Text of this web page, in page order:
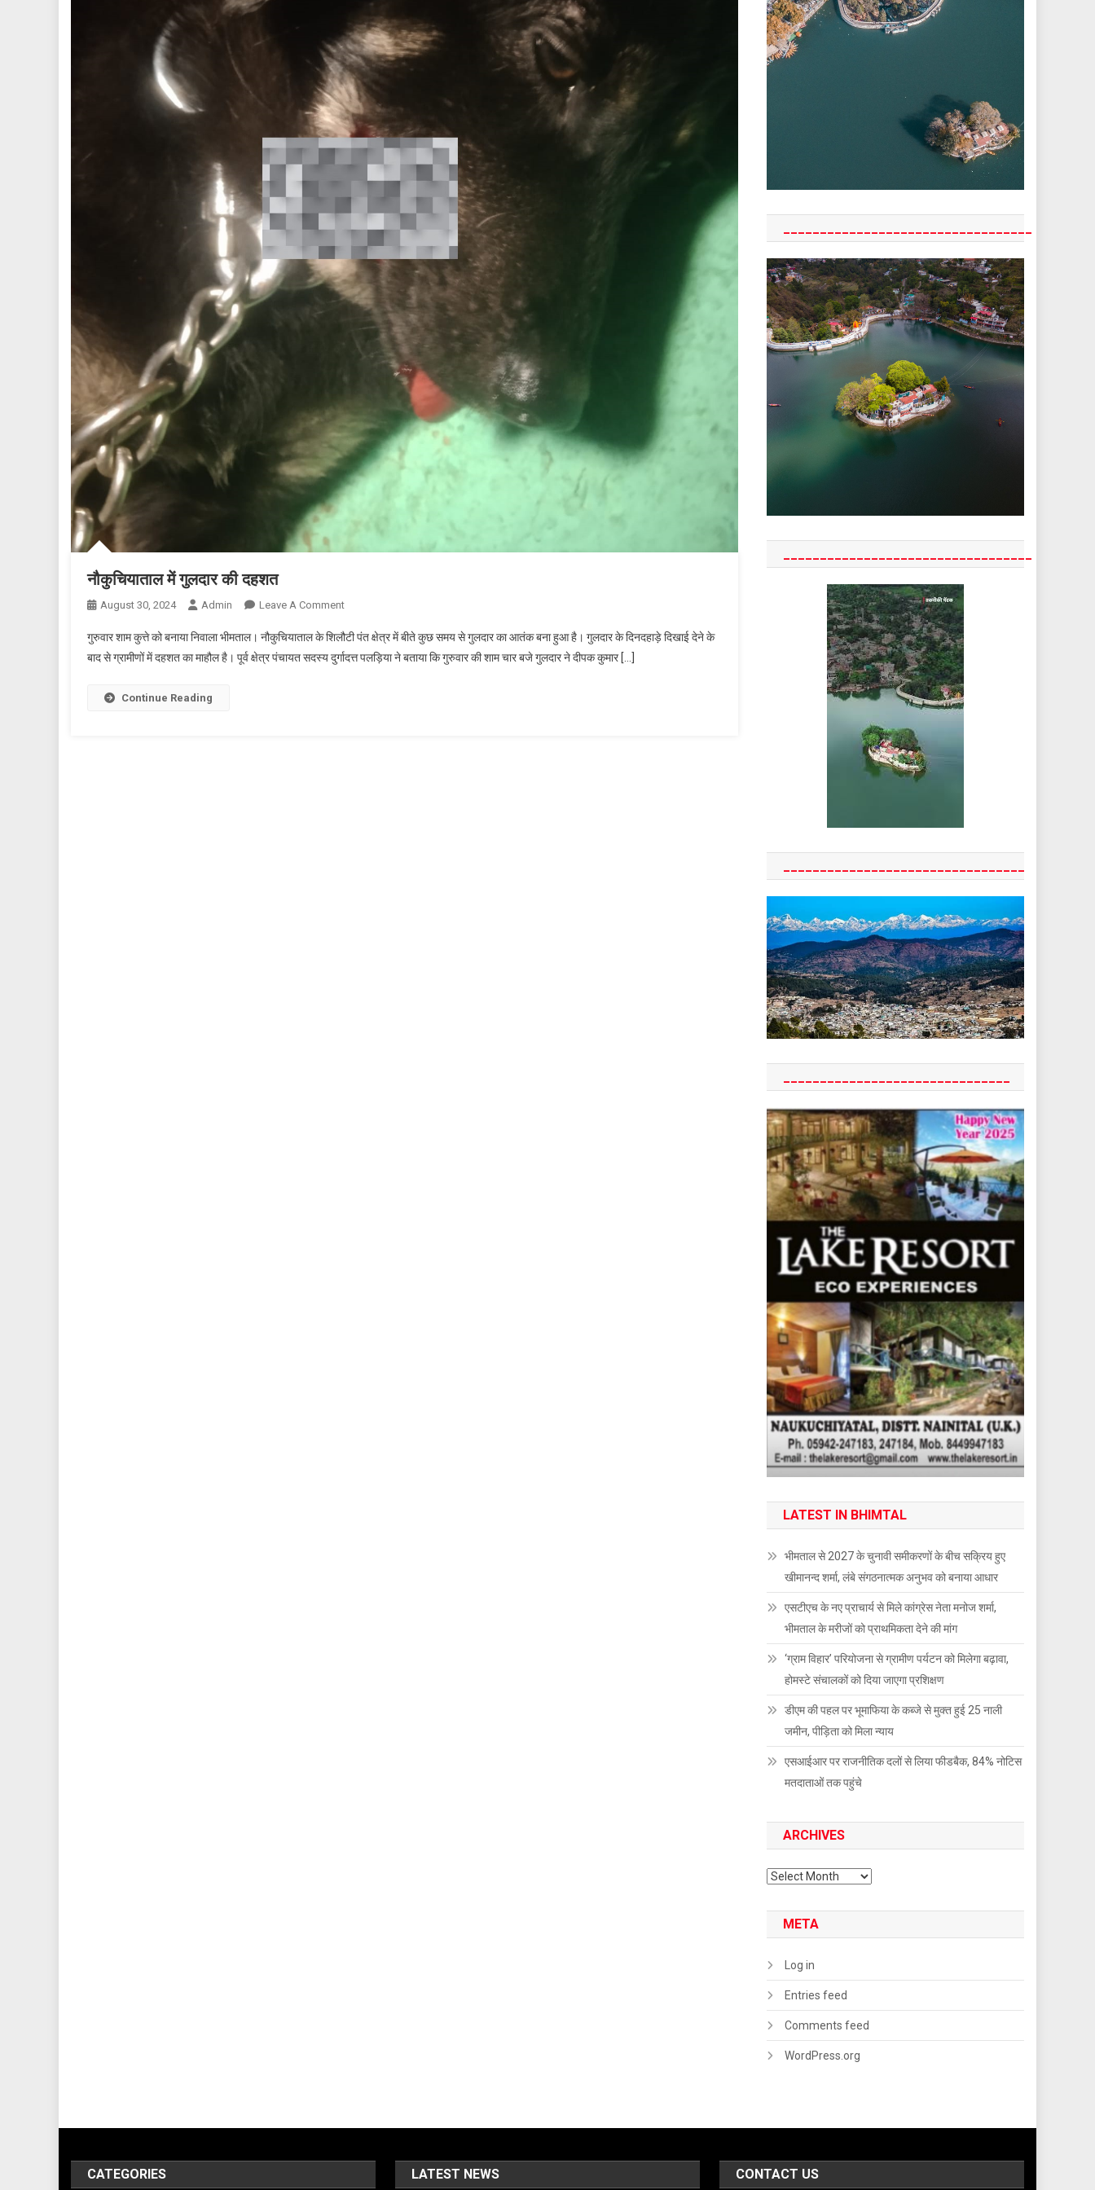
नौकुचियाताल में गुलदार की दहशत
August 30, 2024 Admin Leave A CommentOn
में
गुलदार
गुरुवार शाम कुत्ते को बनाया निवाला भीमताल। नौकुचियाताल के शिलौटी पंत क्षेत्र में बीते कुछ समय से गुलदार का आतंक बना हुआ है। गुलदार के दिनदहाड़े दिखाई देने के
बाद से ग्रामीणों में दहशत का माहौल है। पूर्व क्षेत्र पंचायत सदस्य दुर्गादत्त पलड़िया ने बताया कि गुरुवार की शाम चार बजे गुलदार ने दीपक कुमार […]
Continue Reading
LATEST IN BHIMTAL
भीमताल से 2027 के चुनावी समीकरणों के बीच सक्रिय हुए
खीमानन्द शर्मा, लंबे संगठनात्मक अनुभव को बनाया आधार
एसटीएच के नए प्राचार्य से मिले कांग्रेस नेता मनोज शर्मा,
भीमताल के मरीजों को प्राथमिकता देने की मांग
‘ग्राम विहार’ परियोजना से ग्रामीण पर्यटन को मिलेगा बढ़ावा,
होमस्टे संचालकों को दिया जाएगा प्रशिक्षण
डीएम की पहल पर भूमाफिया के कब्जे से मुक्त हुई 25 नाली
जमीन, पीड़िता को मिला न्याय
एसआईआर पर राजनीतिक दलों से लिया फीडबैक, 84% नोटिस
मतदाताओं तक पहुंचे
ARCHIVES
Archives
META
Log in
Entries feed
Comments feed
WordPress.org
CATEGORIES LATEST NEWS CONTACT US